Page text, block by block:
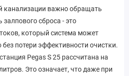
канализации важно обращать
сброса - это
который система может
потери эффективности очистки.
Pegas S 25 рассчитана на
Это означает, что даже при